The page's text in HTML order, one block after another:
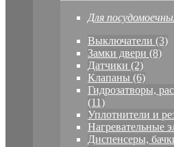
Для
Выключатели (3)
Замки двери (8)
Датчики (2)
Клапаны (6)
Гидрозатворы,
(11)
Уплотнители и
Нагревательные
Диспенсеры,